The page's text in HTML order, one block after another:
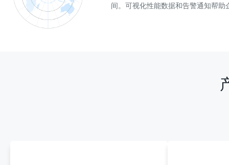
间。可视化性能数据和告警通知帮